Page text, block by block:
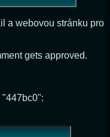
a webovou stránku pro
gets approved.
"447bc0":